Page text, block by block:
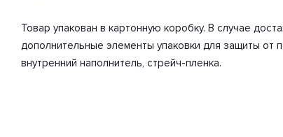
Товар упакован в картонную коробку. В случае
дополнительные элементы упаковки для защиты от
внутренний наполнитель, стрейч-пленка.